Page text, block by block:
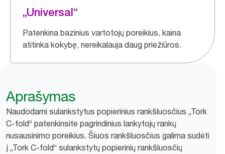
„Universal“
Patenkina bazinius vartotojų poreikius, kaina
atitinka kokybę, nereikalauja daug priežiūros.
Aprašymas
Naudodami sulankstytus popierinius rankšluosčius „Tork
C-fold“ patenkinsite pagrindinius lankytojų rankų
nusausinimo poreikius. Šiuos rankšluosčius galima sudėti
į „Tork C-fold“ sulankstytų popierinių rankšluosčių